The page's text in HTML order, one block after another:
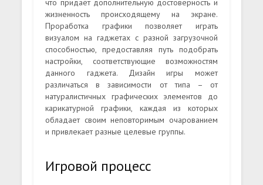
что придаёт дополнительную достоверность и
жизненность происходящему на экране.
Проработка графики позволяет играть
визуалом на гаджетах с разной загрузочной
способностью, предоставляя путь подобрать
настройки, соответствующие возможностям
данного гаджета. Дизайн игры может
различаться в зависимости от типа – от
натуралистичных графических элементов до
карикатурной графики, каждая из которых
обладает своим неповторимым очарованием
и привлекает разные целевые группы.
Игровой процесс